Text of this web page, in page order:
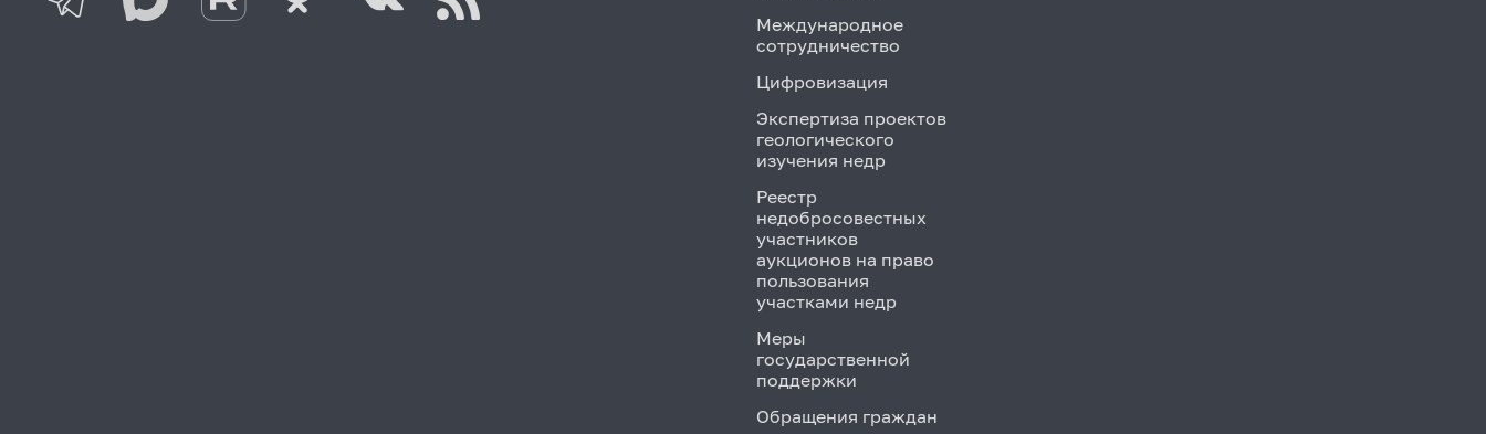
Международное
сотрудничество
Цифровизация
Экспертиза проектов
геологического
изучения недр
Реестр
недобросовестных
участников
аукционов на право
пользования
участками недр
Меры
государственной
поддержки
Обращения граждан